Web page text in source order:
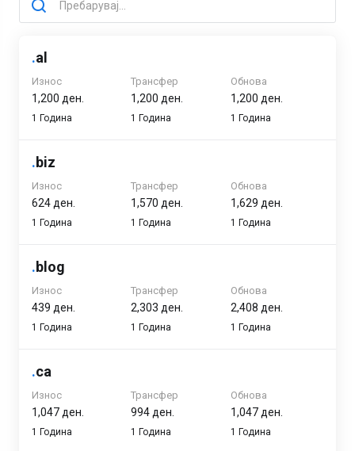
.al
Износ
1,200 ден.
1 Година
Трансфер
1,200 ден.
1 Година
Обнова
1,200 ден.
1 Година
.biz
Износ
624 ден.
1 Година
Трансфер
1,570 ден.
1 Година
Обнова
1,629 ден.
1 Година
.blog
Износ
439 ден.
1 Година
Трансфер
2,303 ден.
1 Година
Обнова
2,408 ден.
1 Година
.ca
Износ
1,047 ден.
1 Година
Трансфер
994 ден.
1 Година
Обнова
1,047 ден.
1 Година